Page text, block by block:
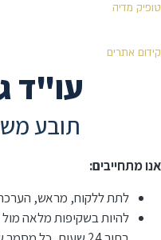
טופיק מדיה
קידום אתרים
עו"ד
תובע
אנו מתחייבים:
לתת ללקוח, מראש,
להיות בשקיפות מלאה